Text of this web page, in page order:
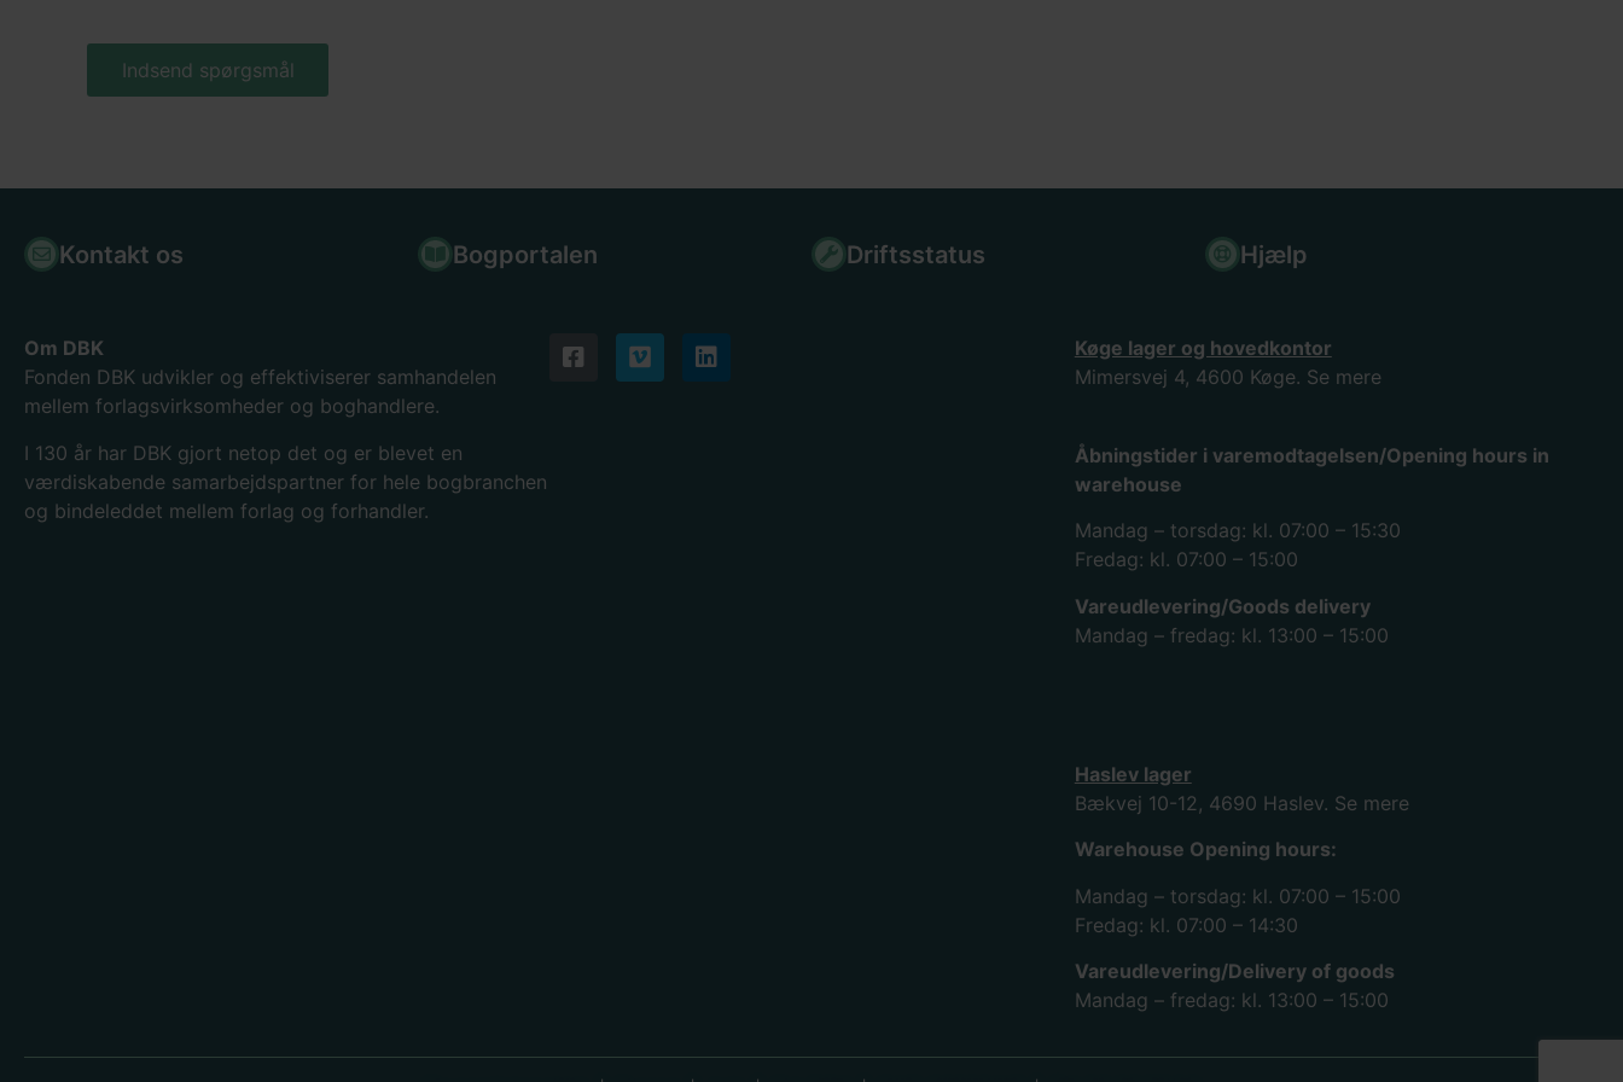
Kontakt os Bogportalen Driftsstatus Hjælp
Om DBK
Fonden DBK udvikler og effektiviserer samhandelen
mellem forlagsvirksomheder og boghandlere.
I 130 år har DBK gjort netop det og er blevet en
værdiskabende samarbejdspartner for hele bogbranchen
og bindeleddet mellem forlag og forhandler.
Køge lager og hovedkontor
Mimersvej 4, 4600 Køge. Se mere
Åbningstider i varemodtagelsen/Opening hours in
warehouse
Mandag – torsdag: kl. 07:00 – 15:30
Fredag: kl. 07:00 – 15:00
Vareudlevering/Goods delivery
Mandag – fredag: kl. 13:00 – 15:00
Haslev lager
Bækvej 10-12, 4690 Haslev. Se mere
Warehouse Opening hours:
Mandag – torsdag: kl. 07:00 – 15:00
Fredag: kl. 07:00 – 14:30
Vareudlevering/Delivery of goods
Mandag – fredag: kl. 13:00 – 15:00